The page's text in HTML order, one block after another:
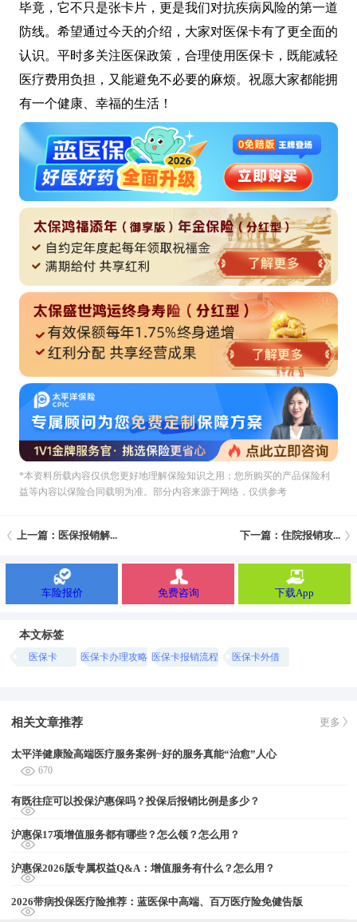
毕竟，它不只是张卡片，更是我们对抗疾病风险的第一道
防线。希望通过今天的介绍，大家对医保卡有了更全面的
认识。平时多关注医保政策，合理使用医保卡，既能减轻
医疗费用负担，又能避免不必要的麻烦。祝愿大家都能拥
有一个健康、幸福的生活！
*本资料所载內容仅供您更好地理解保险知识之用；您所购买的产品保险利
益等内容以保险合同载明为准。部分内容来源于网络，仅供参考
上一篇：医保报销解... 下一篇：住院报销攻...
车险报价 免费咨询 下载App
本文标签
医保卡 医保卡办理攻略 医保卡报销流程 医保卡外借
相关文章推荐 更多
太平洋健康险高端医疗服务案例~好的服务真能“治愈”人心
670
有既往症可以投保沪惠保吗？投保后报销比例是多少？
沪惠保17项增值服务都有哪些？怎么领？怎么用？
沪惠保2026版专属权益Q&A：增值服务有什么？怎么用？
2026带病投保医疗险推荐：蓝医保中高端、百万医疗险免健告版